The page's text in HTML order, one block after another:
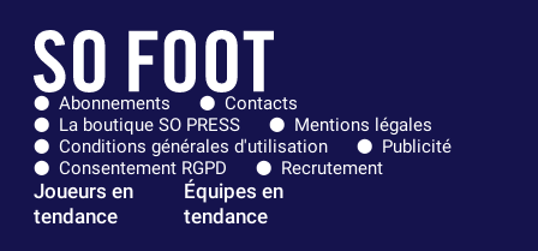
Abonnements
Contacts
La boutique SO PRESS
Mentions légales
Conditions générales d'utilisation
Publicité
Consentement RGPD
Recrutement
Joueurs en
tendance
Équipes en
tendance